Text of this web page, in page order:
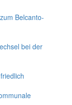
Belcanto-
bei der